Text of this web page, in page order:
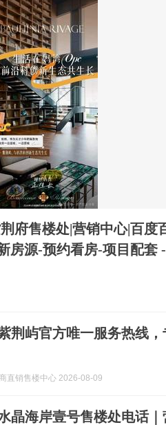
府售楼处|营销中心|百度
房源-预约看房-项目配
荆屿官方唯一服务热线
直销售楼中心 2026-08-09
晶海岸壹号售楼处电话